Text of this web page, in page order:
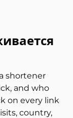
shortener
and who
on every link
country,